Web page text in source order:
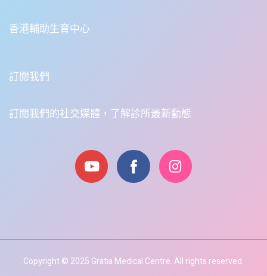
香港輔助生育中心
訂閱我們
訂閱我們的社交媒體，了解診所最新動態
Copyright © 2025 Gratia Medical Centre. All rights reserved.